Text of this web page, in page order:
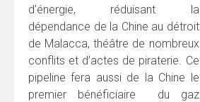
d’énergie, réduisant la
dépendance de la Chine au détroit
de Malacca, théâtre de nombreux
conflits et d’actes de piraterie. Ce
pipeline fera aussi de la Chine le
premier bénéficiaire du gaz